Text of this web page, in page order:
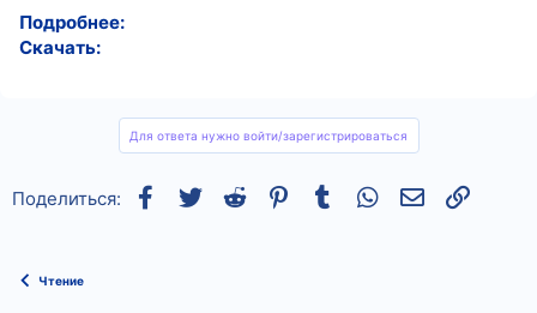
Подробнее:
Скачать:
Для ответа нужно войти/зарегистрироваться
Поделиться: Facebook
TwitterReddit Pinterest
Tumblr WhatsAppСсылка
Чтение